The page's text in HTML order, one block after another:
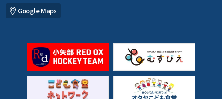
Google Maps